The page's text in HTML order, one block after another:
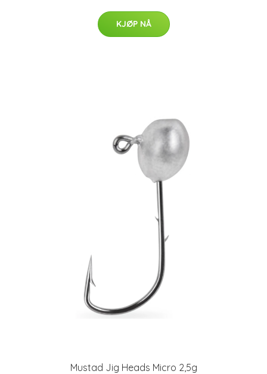
KJØP NÅ
Mustad Jig Heads Micro 2,5g